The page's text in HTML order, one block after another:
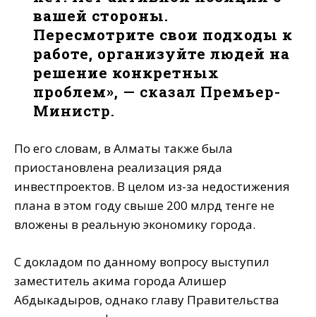
вашей стороны.
Пересмотрите свои подходы к
работе, организуйте людей на
решение конкретных
проблем», — сказал Премьер-
Министр.
По его словам, в Алматы также была
приостановлена реализация ряда
инвестпроектов. В целом из-за недостижения
плана в этом году свыше 200 млрд тенге не
вложены в реальную экономику города.
С докладом по данному вопросу выступил
заместитель акима города Алишер
Абдыкадыров, однако главу Правительства